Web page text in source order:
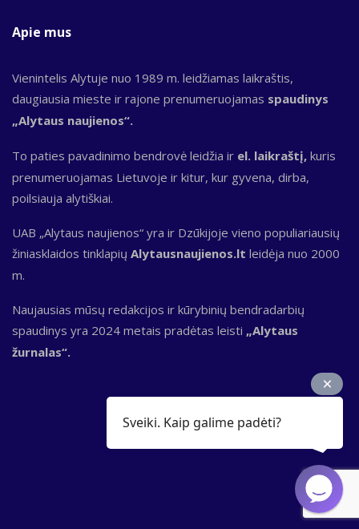
Apie mus
Vienintelis Alytuje nuo 1989 m. leidžiamas laikraštis,
daugiausia mieste ir rajone prenumeruojamas spaudinys
„Alytaus naujienos“.
To paties pavadinimo bendrovė leidžia ir el. laikraštį, kuris
prenumeruojamas Lietuvoje ir kitur, kur gyvena, dirba,
poilsiauja alytiškiai.
UAB „Alytaus naujienos“ yra ir Dzūkijoje vieno populiariausių
žiniasklaidos tinklapių Alytausnaujienos.lt leidėja nuo 2000
m.
Naujausias mūsų redakcijos ir kūrybinių bendradarbių
spaudinys yra 2024 metais pradėtas leisti „Alytaus
žurnalas“.
Sveiki. Kaip galime padėti?